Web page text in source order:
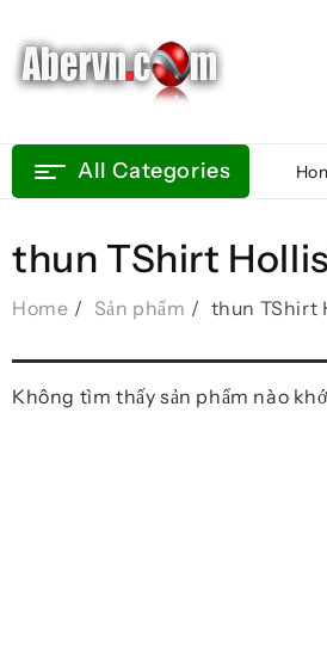
content
All Categories
thun TShirt
Home Sản phẩm thun TShirt
Không tìm thấy sản phẩm nào